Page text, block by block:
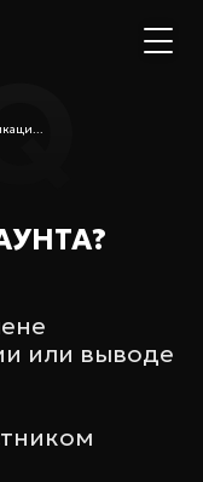
или выводе